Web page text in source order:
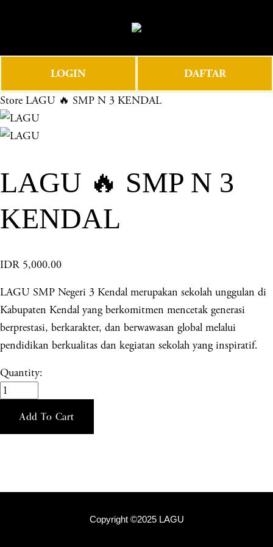
e
e
n
u
LOGIN DAFTAR
Store LAGU 🔥 SMP N 3 KENDAL
LAGU 🔥 SMP N 3
KENDAL
IDR 5,000.00
LAGU SMP Negeri 3 Kendal merupakan sekolah unggulan di
Kabupaten Kendal yang berkomitmen mencetak generasi
berprestasi, berkarakter, dan berwawasan global melalui
pendidikan berkualitas dan kegiatan sekolah yang inspiratif.
Quantity:
Add To Cart
Copyright ©2025 LAGU